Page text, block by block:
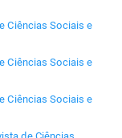
Ciências Sociais e
Ciências Sociais e
Ciências Sociais e